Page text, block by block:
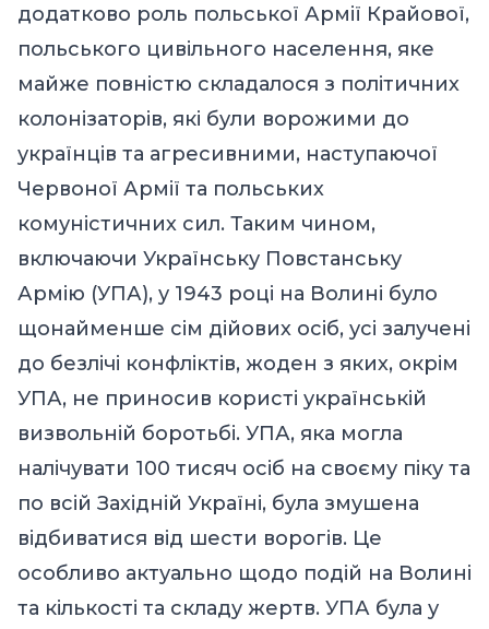
додатково роль польської Армії Крайової,
польського цивільного населення, яке
майже повністю складалося з політичних
колонізаторів, які були ворожими до
українців та агресивними, наступаючої
Червоної Армії та польських
комуністичних сил. Таким чином,
включаючи Українську Повстанську
Армію (УПА), у 1943 році на Волині було
щонайменше сім дійових осіб, усі залучені
до безлічі конфліктів, жоден з яких, окрім
УПА, не приносив користі українській
визвольній боротьбі. УПА, яка могла
налічувати 100 тисяч осіб на своєму піку та
по всій Західній Україні, була змушена
відбиватися від шести ворогів. Це
особливо актуально щодо подій на Волині
та кількості та складу жертв. УПА була у